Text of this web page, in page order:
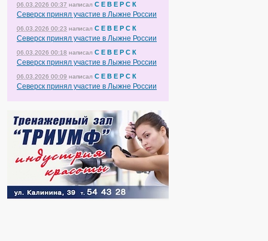
06.03.2026 00:37 написал С Е В Е Р С К
Северск принял участие в Лыжне России
06.03.2026 00:23 написал С Е В Е Р С К
Северск принял участие в Лыжне России
06.03.2026 00:18 написал С Е В Е Р С К
Северск принял участие в Лыжне России
06.03.2026 00:09 написал С Е В Е Р С К
Северск принял участие в Лыжне России